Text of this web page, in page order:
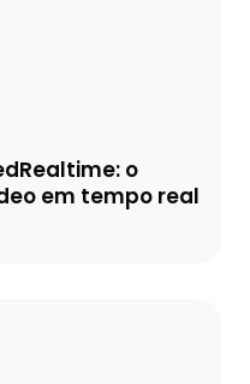
o
em tempo real